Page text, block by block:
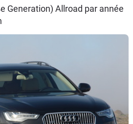
Generation) Allroad par année